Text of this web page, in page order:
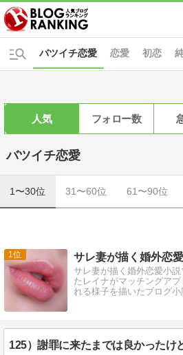
恋愛 初恋
バツイチ恋愛
人気 フォロー数
バツイチ恋愛
1〜30位 31〜60位 61〜90位
1 サレ妻が描く婚外恋
サレ妻が描く婚外恋愛小
たレイナがマッチングア
れる様子を描いたブログ小